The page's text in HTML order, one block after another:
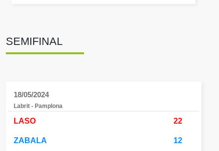
SEMIFINAL
18/05/2024
Labrit - Pamplona
LASO 22
ZABALA 12